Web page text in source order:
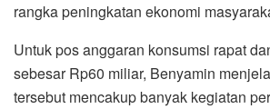
rangka peningkatan ekonomi
Untuk pos anggaran konsumsi rapat
sebesar Rp60 miliar, Benyamin
tersebut mencakup banyak kegiatan